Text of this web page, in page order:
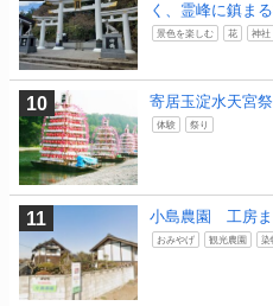
く、霊峰に鎮ま
景色を楽しむ 花 神社
寄居玉淀水天宮祭
体験 祭り
小島農園 工房ま
おみやげ 観光農園 染